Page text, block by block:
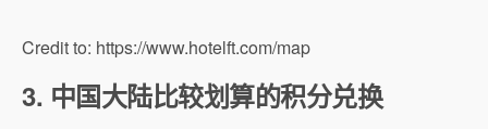
Credit to: https://www.hotelft.com/map
3. 中国大陆比较划算的积分兑换